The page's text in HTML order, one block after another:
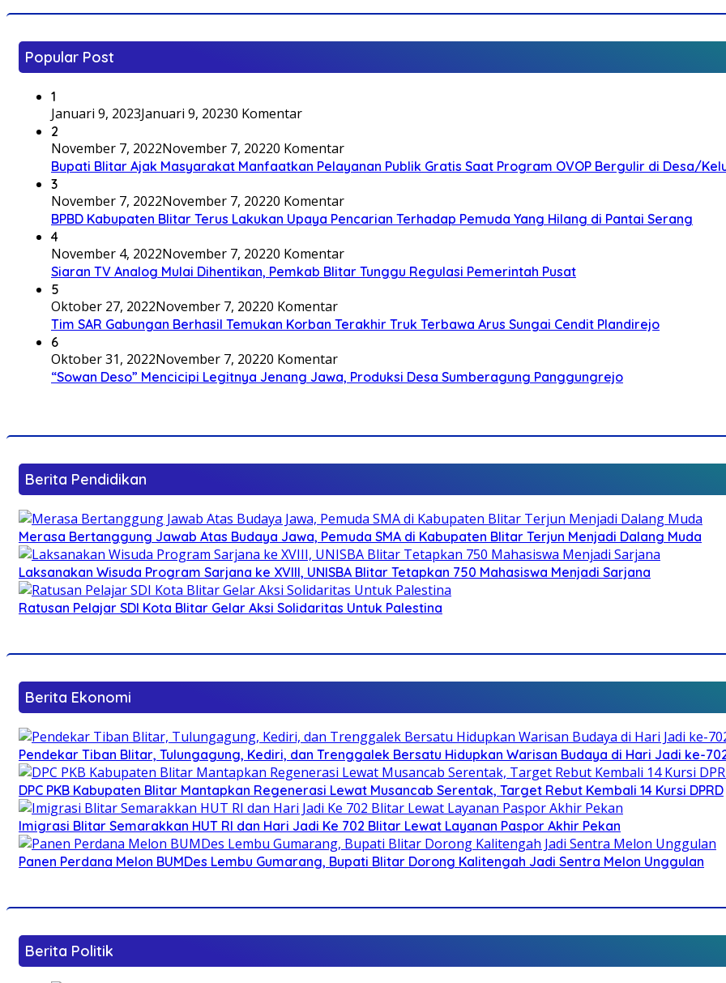
Popular Post
1
Januari 9, 2023Januari 9, 20230 Komentar
2
November 7, 2022November 7, 20220 Komentar
Bupati Blitar Ajak Masyarakat Manfaatkan Pelayanan Publik Gratis Saat Program OVOP Bergulir di Desa/
3
November 7, 2022November 7, 20220 Komentar
BPBD Kabupaten Blitar Terus Lakukan Upaya Pencarian Terhadap Pemuda Yang Hilang di Pantai Serang
4
November 4, 2022November 7, 20220 Komentar
Siaran TV Analog Mulai Dihentikan, Pemkab Blitar Tunggu Regulasi Pemerintah Pusat
5
Oktober 27, 2022November 7, 20220 Komentar
Tim SAR Gabungan Berhasil Temukan Korban Terakhir Truk Terbawa Arus Sungai Cendit Plandirejo
6
Oktober 31, 2022November 7, 20220 Komentar
“Sowan Deso” Mencicipi Legitnya Jenang Jawa, Produksi Desa Sumberagung Panggungrejo
Berita Pendidikan
Merasa Bertanggung Jawab Atas Budaya Jawa, Pemuda SMA di Kabupaten Blitar Terjun Menjadi Dalang Muda
Laksanakan Wisuda Program Sarjana ke XVIII, UNISBA Blitar Tetapkan 750 Mahasiswa Menjadi Sarjana
Ratusan Pelajar SDI Kota Blitar Gelar Aksi Solidaritas Untuk Palestina
Berita Ekonomi
Pendekar Tiban Blitar, Tulungagung, Kediri, dan Trenggalek Bersatu Hidupkan Warisan Budaya di Hari Jadi ke-
DPC PKB Kabupaten Blitar Mantapkan Regenerasi Lewat Musancab Serentak, Target Rebut Kembali 14 Kursi DPRD
Imigrasi Blitar Semarakkan HUT RI dan Hari Jadi Ke 702 Blitar Lewat Layanan Paspor Akhir Pekan
Panen Perdana Melon BUMDes Lembu Gumarang, Bupati Blitar Dorong Kalitengah Jadi Sentra Melon Unggulan
Berita Politik